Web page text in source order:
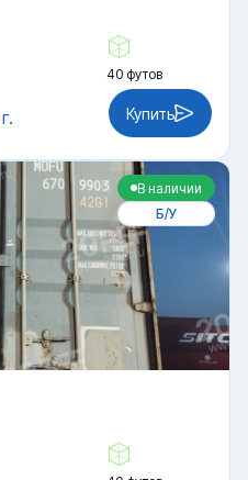
40 футов
Купить
В наличии
Б/У